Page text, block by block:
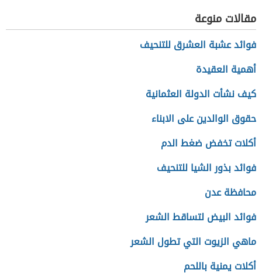
مقالات منوعة
فوائد عشبة العشرق للتنحيف
أهمية العقيدة
كيف نشأت الدولة العثمانية
حقوق الوالدين على الابناء
أكلات تخفض ضغط الدم
فوائد بذور الشيا للتنحيف
محافظة عدن
فوائد البيض لتساقط الشعر
ماهي الزيوت التي تطول الشعر
أكلات يمنية باللحم